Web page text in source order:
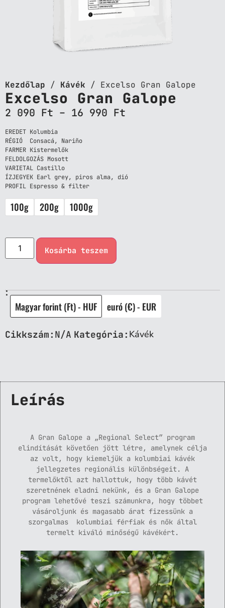
Kezdőlap / Kávék / Excelso Gran Galope
Excelso Gran Galope
2 090 Ft – 16 990 Ft
EREDET Kolumbia
RÉGIÓ
Consacá, Nariño
FARMER Kistermelők
FELDOLGOZÁS Mosott
VARIETAL Castillo
ÍZJEGYEK Earl grey, piros alma, dió
PROFIL Espresso & filter
100g 200g 1000g
Kosárba teszem
:
Magyar forint (Ft) - HUF euró (€) - EUR
Cikkszám: N/A Kategória: Kávék
Leírás
A Gran Galope a „Regional Select” program
elindítását követően jött létre, amelynek célja
az volt, hogy kiemeljük a kolumbiai kávék
jellegzetes regionális különbségeit. A
termelőktől azt hallottuk, hogy több kávét
szeretnének eladni nekünk, és a Gran Galope
program lehetővé teszi számunkra, hogy többet
vásároljunk és magasabb árat fizessünk a
szorgalmas kolumbiai férfiak és nők által
termelt kiváló minőségű kávékért.